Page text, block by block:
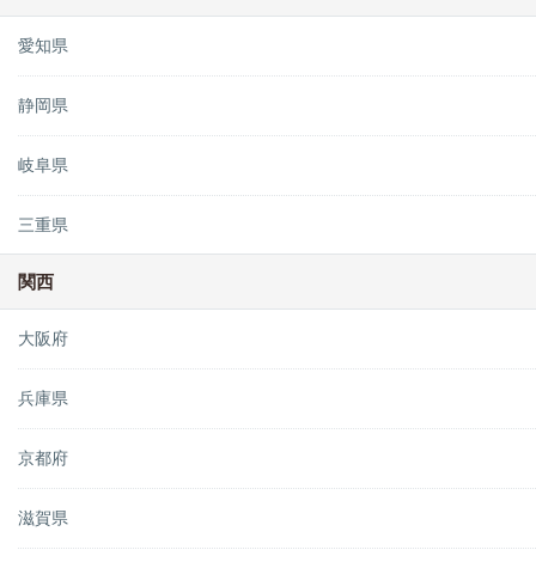
愛知県
静岡県
岐阜県
三重県
関西
大阪府
兵庫県
京都府
滋賀県